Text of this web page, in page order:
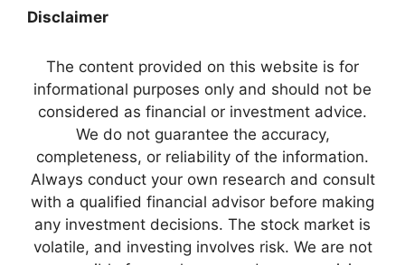
Disclaimer
The content provided on this website is for
informational purposes only and should not be
considered as financial or investment advice.
We do not guarantee the accuracy,
completeness, or reliability of the information.
Always conduct your own research and consult
with a qualified financial advisor before making
any investment decisions. The stock market is
volatile, and investing involves risk. We are not